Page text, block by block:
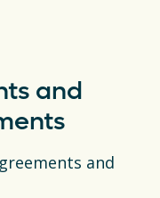
tab
and
and